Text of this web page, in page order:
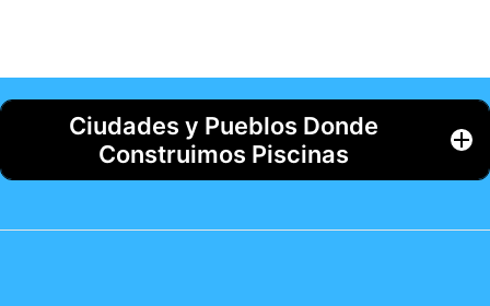
Ciudades y Pueblos Donde
Construimos Piscinas